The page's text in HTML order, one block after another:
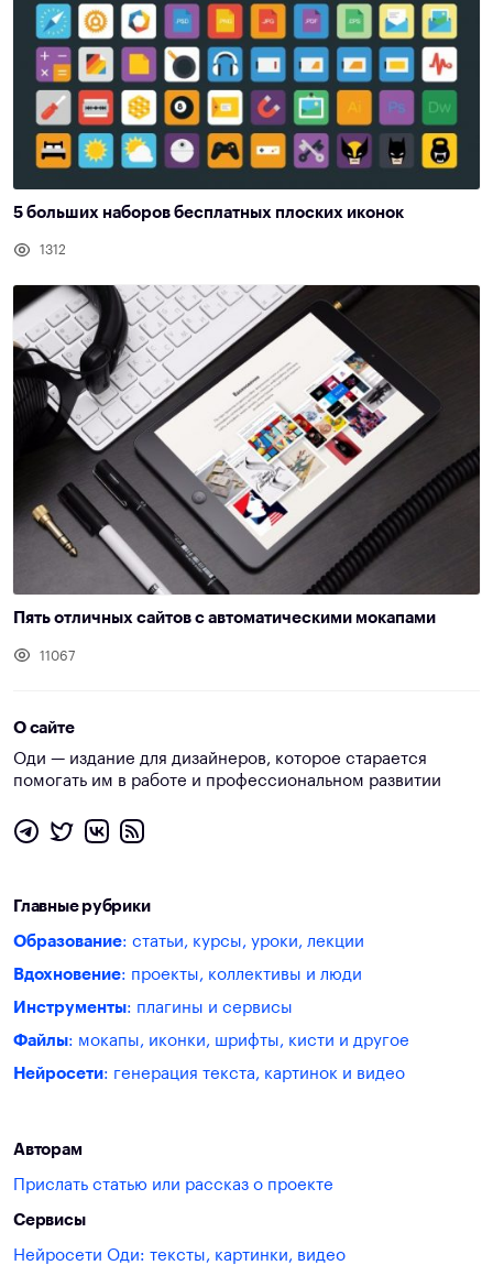
5 больших наборов бесплатных плоских иконок
1312
Пять отличных сайтов с автоматическими мокапами
11067
О сайте
Оди — издание для дизайнеров, которое старается
помогать им в работе и профессиональном развитии
Главные рубрики
Образование: статьи, курсы, уроки, лекции
Вдохновение: проекты, коллективы и люди
Инструменты: плагины и сервисы
Файлы: мокапы, иконки, шрифты, кисти и другое
Нейросети: генерация текста, картинок и видео
Авторам
Прислать статью или рассказ о проекте
Сервисы
Нейросети Оди: тексты, картинки, видео